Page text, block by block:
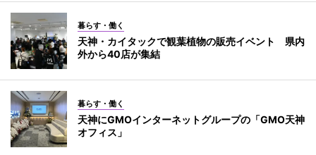
暮らす・働く
天神・カイタックで観葉植物の販売イベント 県内
外から40店が集結
暮らす・働く
天神にGMOインターネットグループの「GMO天神
オフィス」